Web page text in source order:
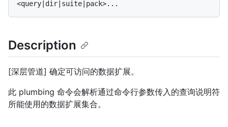
Description
[深层管道] 确定可访问的数据扩展。
此 plumbing 命令会解析通过命令行参数传入的查询说明符
所能使用的数据扩展集合。